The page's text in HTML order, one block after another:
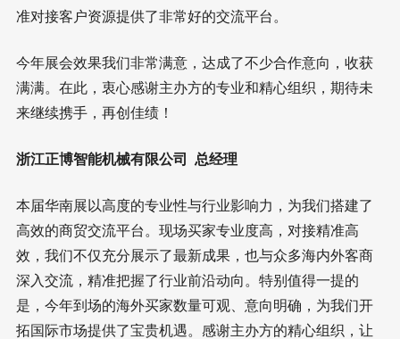
准对接客户资源提供了非常好的交流平台。
今年展会效果我们非常满意，达成了不少合作意向，收获
满满。在此，衷心感谢主办方的专业和精心组织，期待未
来继续携手，再创佳绩！
浙江正博智能机械有限公司 总经理
本届华南展以高度的专业性与行业影响力，为我们搭建了
高效的商贸交流平台。现场买家专业度高，对接精准高
效，我们不仅充分展示了最新成果，也与众多海内外客商
深入交流，精准把握了行业前沿动向。特别值得一提的
是，今年到场的海外买家数量可观、意向明确，为我们开
拓国际市场提供了宝贵机遇。感谢主办方的精心组织，让